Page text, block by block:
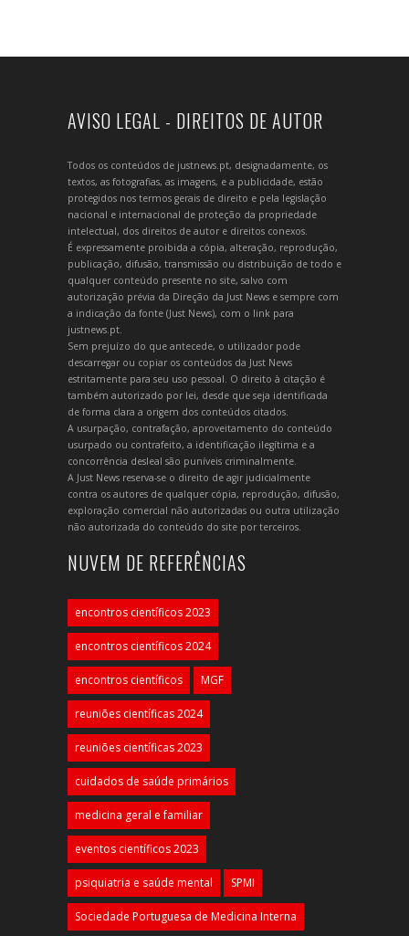
AVISO LEGAL - DIREITOS DE AUTOR
Todos os conteúdos de justnews.pt, designadamente, os
textos, as fotografias, as imagens, e a publicidade, estão
protegidos nos termos gerais de direito e pela legislação
nacional e internacional de proteção da propriedade
intelectual, dos direitos de autor e direitos conexos.
É expressamente proibida a cópia, alteração, reprodução,
publicação, difusão, transmissão ou distribuição de todo e
qualquer conteúdo presente no site, salvo com
autorização prévia da Direção da Just News e sempre com
a indicação da fonte (Just News), com o link para
justnews.pt.
Sem prejuízo do que antecede, o utilizador pode
descarregar ou copiar os conteúdos da Just News
estritamente para seu uso pessoal. O direito à citação é
também autorizado por lei, desde que seja identificada
de forma clara a origem dos conteúdos citados.
A usurpação, contrafação, aproveitamento do conteúdo
usurpado ou contrafeito, a identificação ilegítima e a
concorrência desleal são puníveis criminalmente.
A Just News reserva-se o direito de agir judicialmente
contra os autores de qualquer cópia, reprodução, difusão,
exploração comercial não autorizadas ou outra utilização
não autorizada do conteúdo do site por terceiros.
NUVEM DE REFERÊNCIAS
encontros científicos 2023
encontros científicos 2024
encontros científicos MGF
reuniões científicas 2024
reuniões científicas 2023
cuidados de saúde primários
medicina geral e familiar
eventos científicos 2023
psiquiatria e saúde mental SPMI
Sociedade Portuguesa de Medicina Interna